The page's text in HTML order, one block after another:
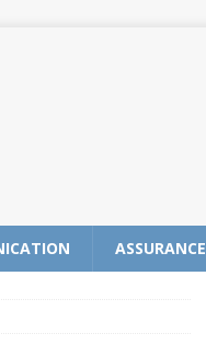
ASSURANCE